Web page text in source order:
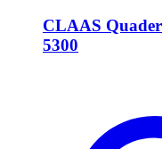
CLAAS
5300